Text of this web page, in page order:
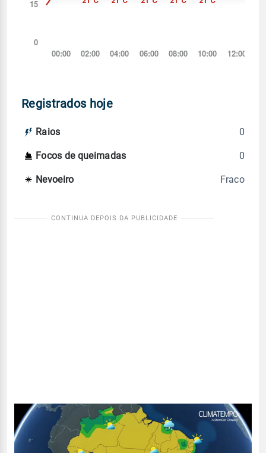
Registrados hoje
Raios 0
Focos de queimadas 0
Nevoeiro Fraco